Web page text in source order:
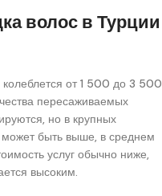
волос в Турции
от 1 500 до 3 500
пересаживаемых
но в крупных
может быть выше, в среднем
услуг обычно ниже,
высоким.